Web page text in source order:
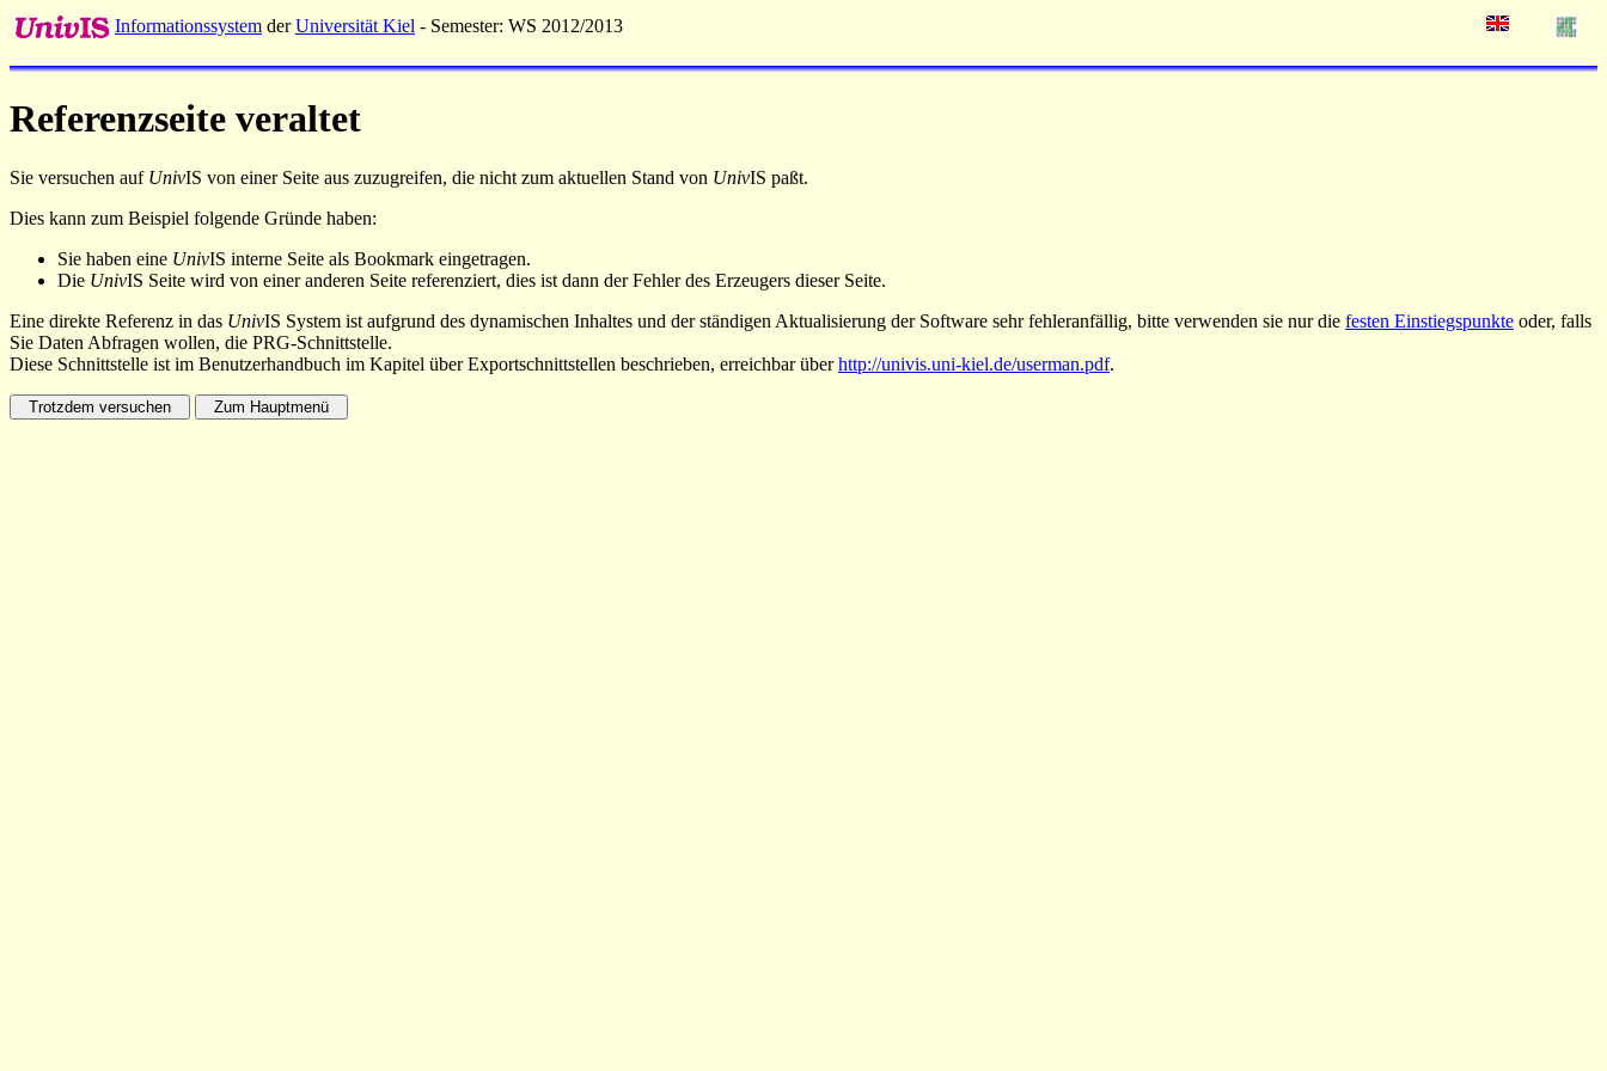
Informationssystem derUniversität Kiel - Semester: WS 2012/2013
Referenzseite veraltet
Sie versuchen auf UnivIS von einer Seite aus zuzugreifen, die nicht zum aktuellen Stand von UnivIS paßt.
Dies kann zum Beispiel folgende Gründe haben:
Sie haben eine UnivIS interne Seite als Bookmark eingetragen.
Die UnivIS Seite wird von einer anderen Seite referenziert, dies ist dann der Fehler des Erzeugers dieser Seite.
Eine direkte Referenz in das UnivIS System ist aufgrund des dynamischen Inhaltes und der ständigen Aktualisierung der Software sehr fehleranfällig, bitte verwenden sie nur die festen Einstiegspunkte oder, falls
Sie Daten Abfragen wollen, die PRG-Schnittstelle.
Diese Schnittstelle ist im Benutzerhandbuch im Kapitel über Exportschnittstellen beschrieben, erreichbar überhttp://univis.uni-kiel.de/userman.pdf.